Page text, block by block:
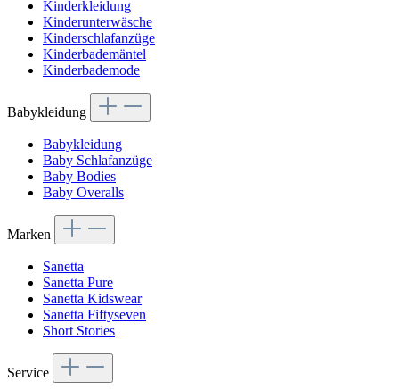
Kinderkleidung
Kinderunterwäsche
Kinderschlafanzüge
Kinderbademäntel
Kinderbademode
Babykleidung
Babykleidung
Baby Schlafanzüge
Baby Bodies
Baby Overalls
Marken
Sanetta
Sanetta Pure
Sanetta Kidswear
Sanetta Fiftyseven
Short Stories
Service